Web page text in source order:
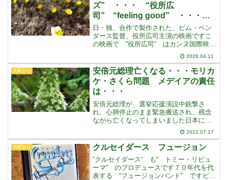
ズ” ・・・ “役所広
司” “feeling good” ・・・映
画 “ジャッキー・ブラウン” と
の共通点は・・・
日・独、合作で製作された、ビム・ベン
ダース監督、役所広司主演の映画ですこ
の映画で “役所広司” はカンヌ国際映画
祭で男優賞を受賞し、アカデミー賞でも
国際長編映画賞にノミネートされました
場所は東京スカイツリーが間近に見える
古いアパートです・・
2026.04.11
大町から
安倍元総理亡くなる・・・モリカ
ケ・さくら問題 メデイアの責任
は・・・
安倍元総理が、選挙応援演説中銃撃さ
れ、心肺停止のまま緊急搬送され、残念
ながら亡くなってしまいました日本にと
って、最も重要で必要な人物が亡くなっ
てしまいました日本のみならず、世界に
とっても、大きな影響力を持った稀有な
政治家が、異常者の銃弾によ
2022.07.17
大町から クルセイダース フュージョン
“クルセイダース“ も“ トミー・リピュ
ーマ“ のプロデュースです７０年代を代
表する “フュージョンバンド” ですピア